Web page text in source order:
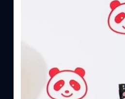
ความรู้หลักรูปแบบผลิตภัณฑ์ / โซลู
ประโยชน์จากกรดอะมิโน